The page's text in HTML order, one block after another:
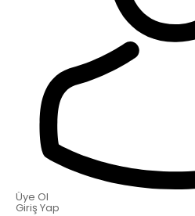
Üye Ol
Giriş Yap